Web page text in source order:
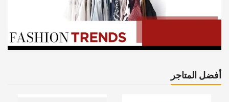
أفضل المتاجر